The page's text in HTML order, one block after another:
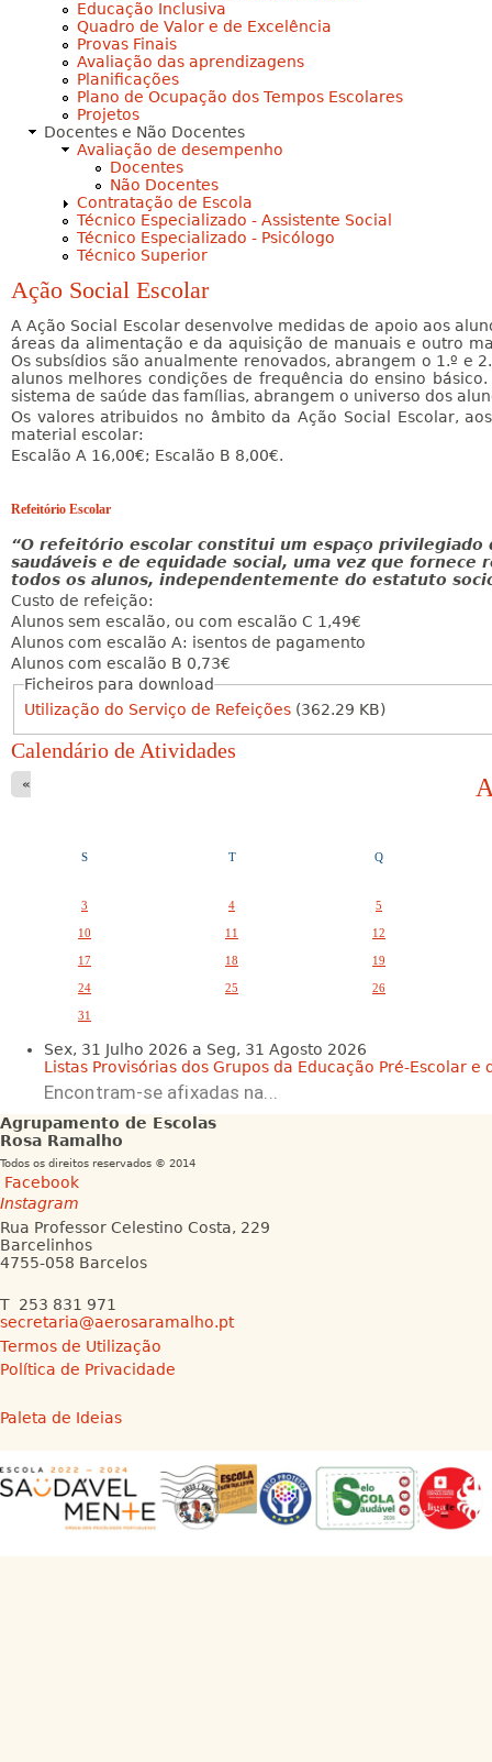
Educação Inclusiva
Quadro de Valor e de Excelência
Provas Finais
Avaliação das aprendizagens
Planificações
Plano de Ocupação dos Tempos Escolares
Projetos
Docentes e Não Docentes
Avaliação de desempenho
Docentes
Não Docentes
Contratação de Escola
Técnico Especializado - Assistente Social
Técnico Especializado - Psicólogo
Técnico Superior
Ação Social Escolar
A Ação Social Escolar desenvolve medidas de apoio aos
áreas da alimentação e da aquisição de manuais e outro
Os subsídios são anualmente renovados, abrangem o 1.º e
alunos melhores condições de frequência do ensino
sistema de saúde das famílias, abrangem o universo dos
Os valores atribuidos no âmbito da Ação Social Escolar,
material escolar:
Escalão A 16,00€; Escalão B 8,00€.
Refeitório Escolar
“O refeitório escolar constitui um espaço privilegiado
saudáveis e de equidade social, uma vez que
todos os alunos, independentemente do estatuto
Custo de refeição:
Alunos sem escalão, ou com escalão C 1,49€
Alunos com escalão A: isentos de pagamento
Alunos com escalão B 0,73€
b
s
Ficheiros para download
Utilização do Serviço de Refeições(362.29 KB)
Calendário de Atividades
«
S T Q
3 4 5
10 11 12
17 18 19
24 25 26
31
Sex, 31 Julho 2026 a Seg, 31 Agosto 2026
Listas Provisórias dos Grupos da Educação Pré-Escolar e
Encontram-se afixadas na...
Agrupamento de Escolas
Rosa Ramalho
Todos os direitos reservados © 2014
Facebook
Instagram
Rua Professor Celestino Costa, 229
Barcelinhos
4755-058 Barcelos
T 253 831 971
secretaria@aerosaramalho.pt
Termos de Utilização
Política de Privacidade
Paleta de Ideias